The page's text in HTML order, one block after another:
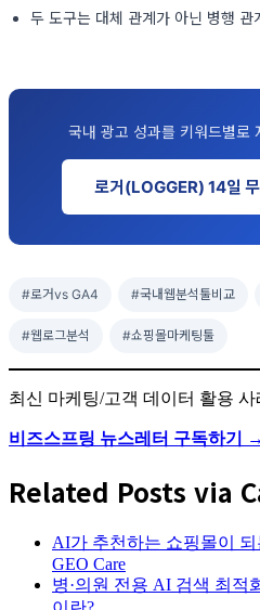
두 도구는 대체 관계가 아닌 병행
국내 광고 성과를 키워드별로
로거(LOGGER) 14일
#로거vs GA4 #국내웹분석툴비교
#웹로그분석 #쇼핑몰마케팅툴
최신 마케팅/고객 데이터 활용
비즈스프링 뉴스레터 구독하기 →
Related Posts via
AI가 추천하는 쇼핑몰이
GEO Care
병·의원 전용 AI 검색 최적